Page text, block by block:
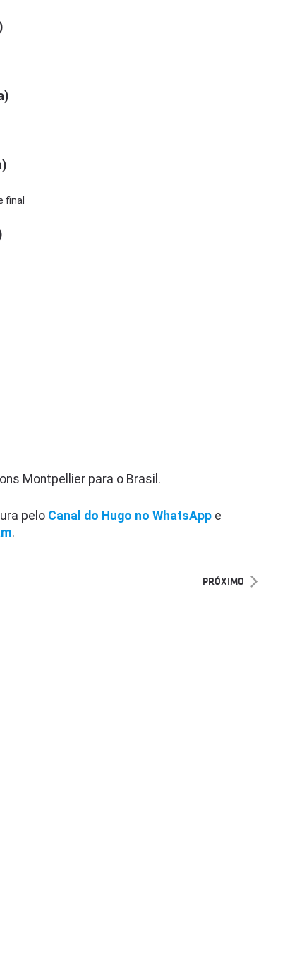
final
Montpellier para o Brasil.
pelo Canal do Hugo no WhatsApp e
.
PRÓXIMO